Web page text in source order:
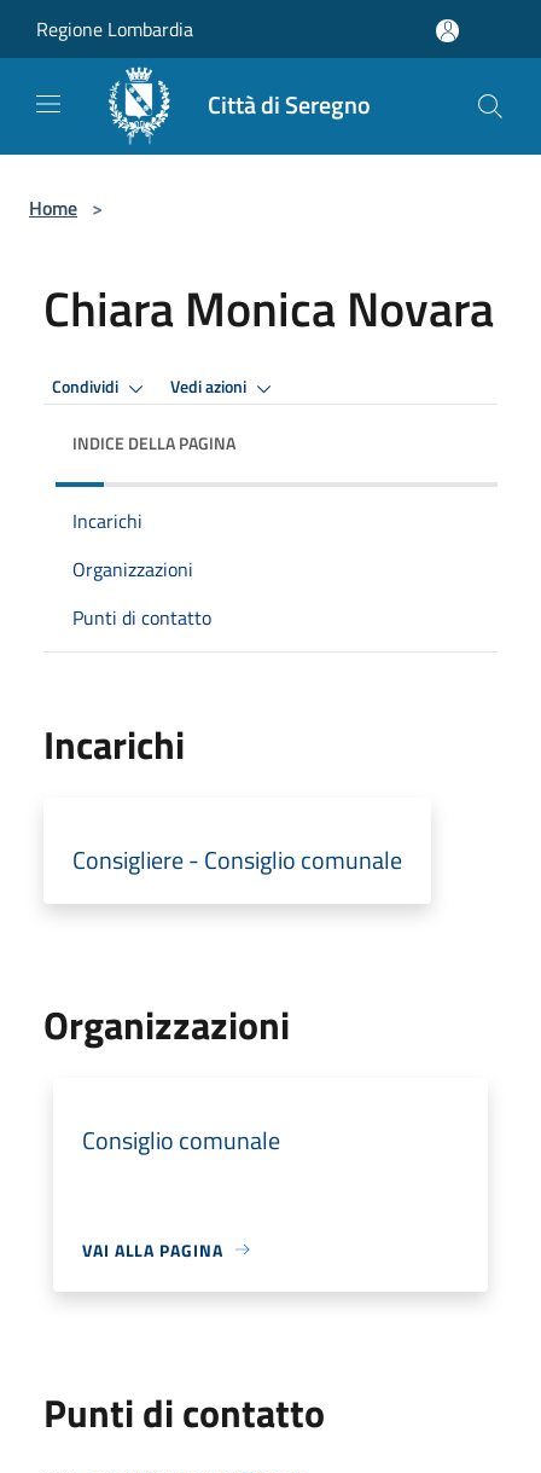
Regione Lombardia
Città di Seregno
Home >
Chiara Monica Novara
Condividi Vedi azioni
INDICE DELLA PAGINA
Incarichi
Organizzazioni
Punti di contatto
Incarichi
Consigliere - Consiglio comunale
Organizzazioni
Consiglio comunale
VAI ALLA PAGINA
Punti di contatto